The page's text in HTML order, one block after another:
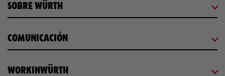
SOBRE WÜRTH
COMUNICACIÓN
WORKINWÜRTH